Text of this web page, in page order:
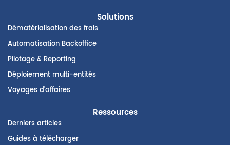
Solutions
Dématérialisation des frais
Automatisation Backoffice
Pilotage & Reporting
Déploiement multi-entités
Voyages d’affaires
Ressources
Derniers articles
Guides à télécharger